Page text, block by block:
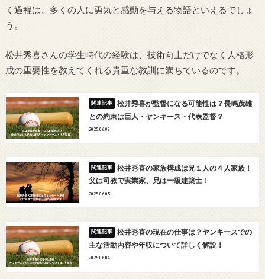
く過程は、多くの人に勇気と感動を与える物語といえるでしょ
う。
松井秀喜さんの学生時代の経験は、技術向上だけでなく人格形
成の重要性を教えてくれる貴重な教訓に満ちているのです。
松井秀喜が監督になる可能性は？長嶋茂雄
との約束は巨人・ヤンキース・代表監督？
2025.06.08
松井秀喜の家族構成は兄１人の４人家族！
父は司教で実業家、兄は一級建築士！
2025.06.05
松井秀喜の現在の仕事は？ヤンキースでの
主な活動内容や年収について詳しく解説！
2025.06.04